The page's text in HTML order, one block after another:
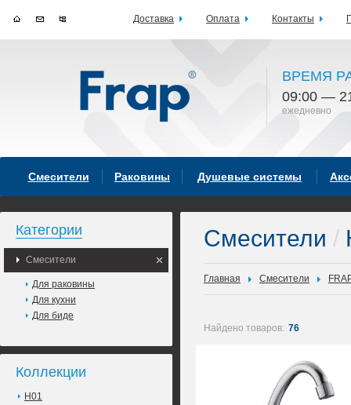
ВРЕМЯ
09:00 —
ежедневно
Смесители Раковины Душевые системы
Категории
Смесители
Для раковины
Для кухни
Для биде
Коллекции
H01
Смесители /
Главная Смесители
Найдено товаров: 76
Доставка Оплата Контакты